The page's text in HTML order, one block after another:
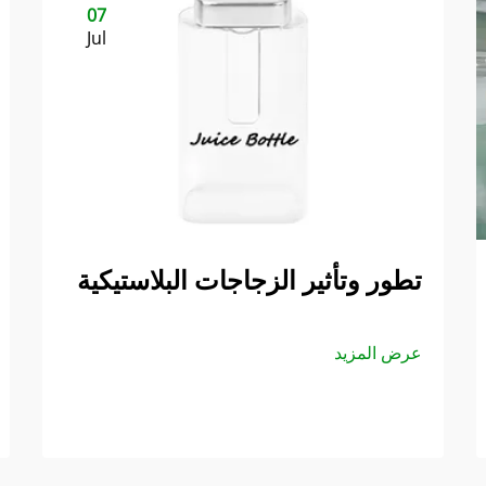
07
Jul
تطور وتأثير الزجاجات البلاستيكية
عرض المزيد